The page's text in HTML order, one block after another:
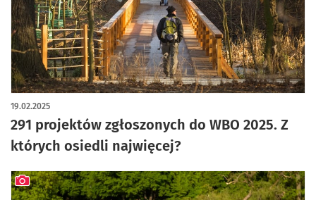
291 projektów zgłoszonych do WBO 2025. Z
których osiedli najwięcej?
19.02.2025